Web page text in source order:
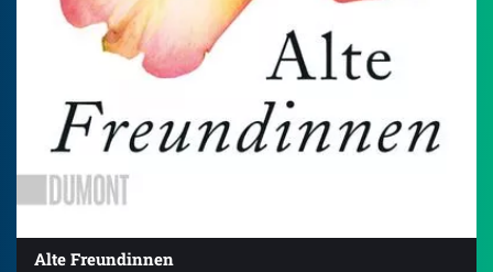
Alte Freundinnen